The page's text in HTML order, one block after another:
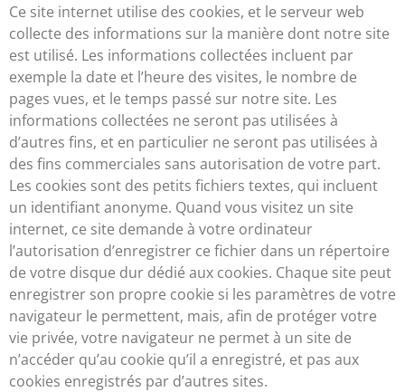
Ce site internet utilise des cookies, et le serveur web
collecte des informations sur la manière dont notre site
est utilisé. Les informations collectées incluent par
exemple la date et l’heure des visites, le nombre de
pages vues, et le temps passé sur notre site. Les
informations collectées ne seront pas utilisées à
d’autres fins, et en particulier ne seront pas utilisées à
des fins commerciales sans autorisation de votre part.
Les cookies sont des petits fichiers textes, qui incluent
un identifiant anonyme. Quand vous visitez un site
internet, ce site demande à votre ordinateur
l’autorisation d’enregistrer ce fichier dans un répertoire
de votre disque dur dédié aux cookies. Chaque site peut
enregistrer son propre cookie si les paramètres de votre
navigateur le permettent, mais, afin de protéger votre
vie privée, votre navigateur ne permet à un site de
n’accéder qu’au cookie qu’il a enregistré, et pas aux
cookies enregistrés par d’autres sites.